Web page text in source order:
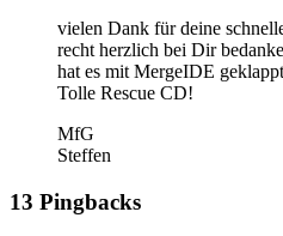
vielen Dank für deine
recht herzlich bei Dir
hat es mit MergeIDE
Tolle Rescue CD!
MfG
Steffen
13 Pingbacks